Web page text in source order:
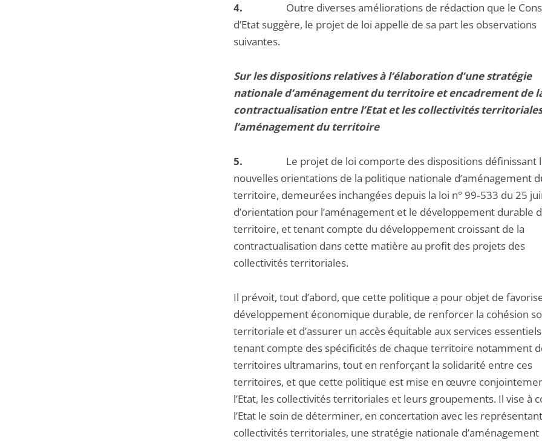
4. Outre diverses améliorations de rédaction que le
d’Etat suggère, le projet de loi appelle de sa part les observations
suivantes.
Sur les dispositions relatives à l’élaboration d’une stratégie
nationale d’aménagement du territoire et encadrement de
contractualisation entre l’Etat et les collectivités
l’aménagement du territoire
5. Le projet de loi comporte des dispositions définissant
nouvelles orientations de la politique nationale d’aménagement
territoire, demeurées inchangées depuis la loi n° 99‑533 du 25
d’orientation pour l’aménagement et le développement durable
territoire, et tenant compte du développement croissant de la
contractualisation dans cette matière au profit des projets des
collectivités territoriales.
Il prévoit, tout d’abord, que cette politique a pour objet de
développement économique durable, de renforcer la cohésion
territoriale et d’assurer un accès équitable aux services
tenant compte des spécificités de chaque territoire notamment
territoires ultramarins, tout en renforçant la solidarité entre ces
territoires, et que cette politique est mise en œuvre
l’Etat, les collectivités territoriales et leurs groupements. Il vise à
l’Etat le soin de déterminer, en concertation avec les
collectivités territoriales, une stratégie nationale d’aménagement